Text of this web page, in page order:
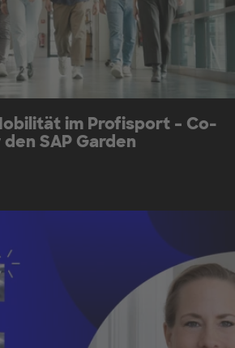
im Profisport – Co-
SAP Garden